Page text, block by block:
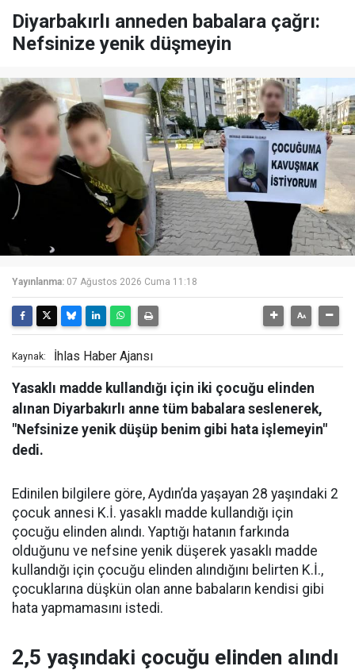
Diyarbakırlı anneden babalara çağrı:
Nefsinize yenik düşmeyin
Yayınlanma: 07 Ağustos 2026 Cuma 11:18
Kaynak: İhlas Haber Ajansı
Yasaklı madde kullandığı için iki çocuğu elinden
alınan Diyarbakırlı anne tüm babalara seslenerek,
"Nefsinize yenik düşüp benim gibi hata işlemeyin"
dedi.
Edinilen bilgilere göre, Aydın’da yaşayan 28 yaşındaki 2
çocuk annesi K.İ. yasaklı madde kullandığı için
çocuğu elinden alındı. Yaptığı hatanın farkında
olduğunu ve nefsine yenik düşerek yasaklı madde
kullandığı için çocuğu elinden alındığını belirten K.İ.,
çocuklarına düşkün olan anne babaların kendisi gibi
hata yapmamasını istedi.
2,5 yaşındaki çocuğu elinden alındı